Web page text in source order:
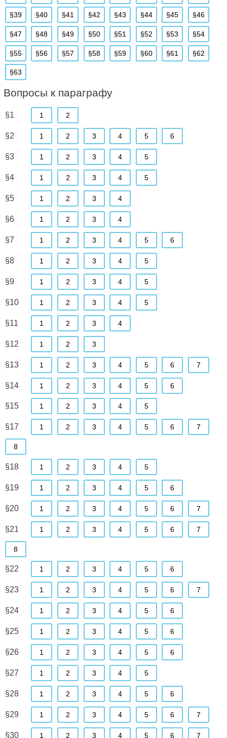
§39 §40 §41 §42 §43 §44 §45 §46
§47 §48 §49 §50 §51 §52 §53 §54
§55 §56 §57 §58 §59 §60 §61 §62
§63
Вопросы к параграфу
§1 1 2
§2 1 2 3 4 5 6
§3 1 2 3 4 5
§4 1 2 3 4 5
§5 1 2 3 4
§6 1 2 3 4
§7 1 2 3 4 5 6
§8 1 2 3 4 5
§9 1 2 3 4 5
§10 1 2 3 4 5
§11 1 2 3 4
§12 1 2 3
§13 1 2 3 4 5 6 7
§14 1 2 3 4 5 6
§15 1 2 3 4 5
§17 1 2 3 4 5 6 7
8
§18 1 2 3 4 5
§19 1 2 3 4 5 6
§20 1 2 3 4 5 6 7
§21 1 2 3 4 5 6 7
8
§22 1 2 3 4 5 6
§23 1 2 3 4 5 6 7
§24 1 2 3 4 5 6
§25 1 2 3 4 5 6
§26 1 2 3 4 5 6
§27 1 2 3 4 5
§28 1 2 3 4 5 6
§29 1 2 3 4 5 6 7
§30 1 2 3 4 5 6 7